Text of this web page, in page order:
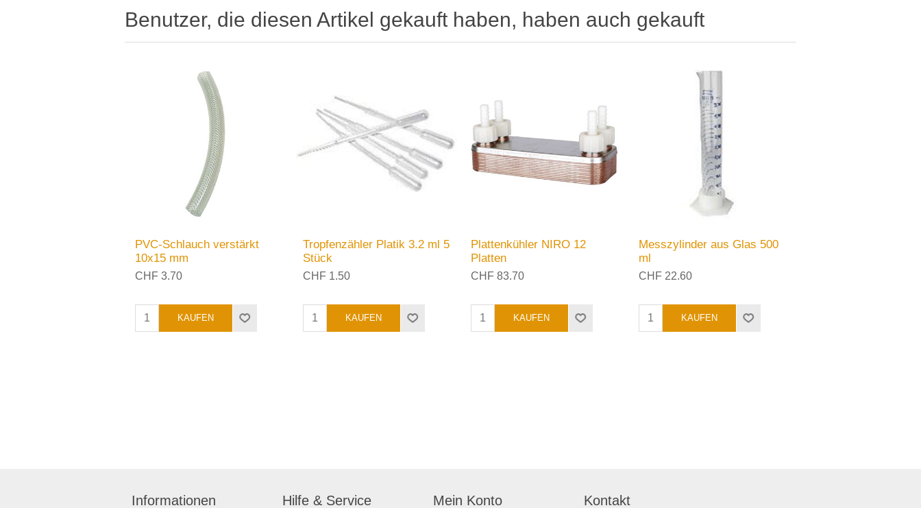
Benutzer, die diesen Artikel gekauft haben, haben auch gekauft
PVC-Schlauch verstärkt
10x15 mm
CHF 3.70
Tropfenzähler Platik 3.2 ml 5
Stück
CHF 1.50
Plattenkühler NIRO 12
Platten
CHF 83.70
Messzylinder aus Glas 500
ml
CHF 22.60
Informationen Hilfe & Service Mein Konto Kontakt